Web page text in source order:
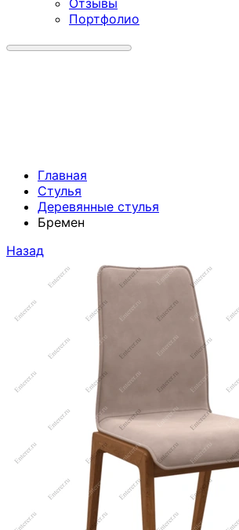
Отзывы
Портфолио
Главная
Стулья
Деревянные стулья
Бремен
Назад